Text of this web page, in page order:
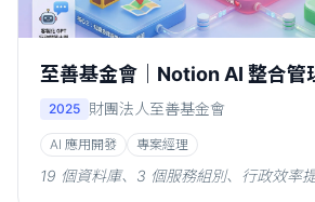
至善基金會｜Notion AI 整合管
2025 財團法人至善基金會
AI 應用開發 專案經理
19 個資料庫、3 個服務組別、行政效率